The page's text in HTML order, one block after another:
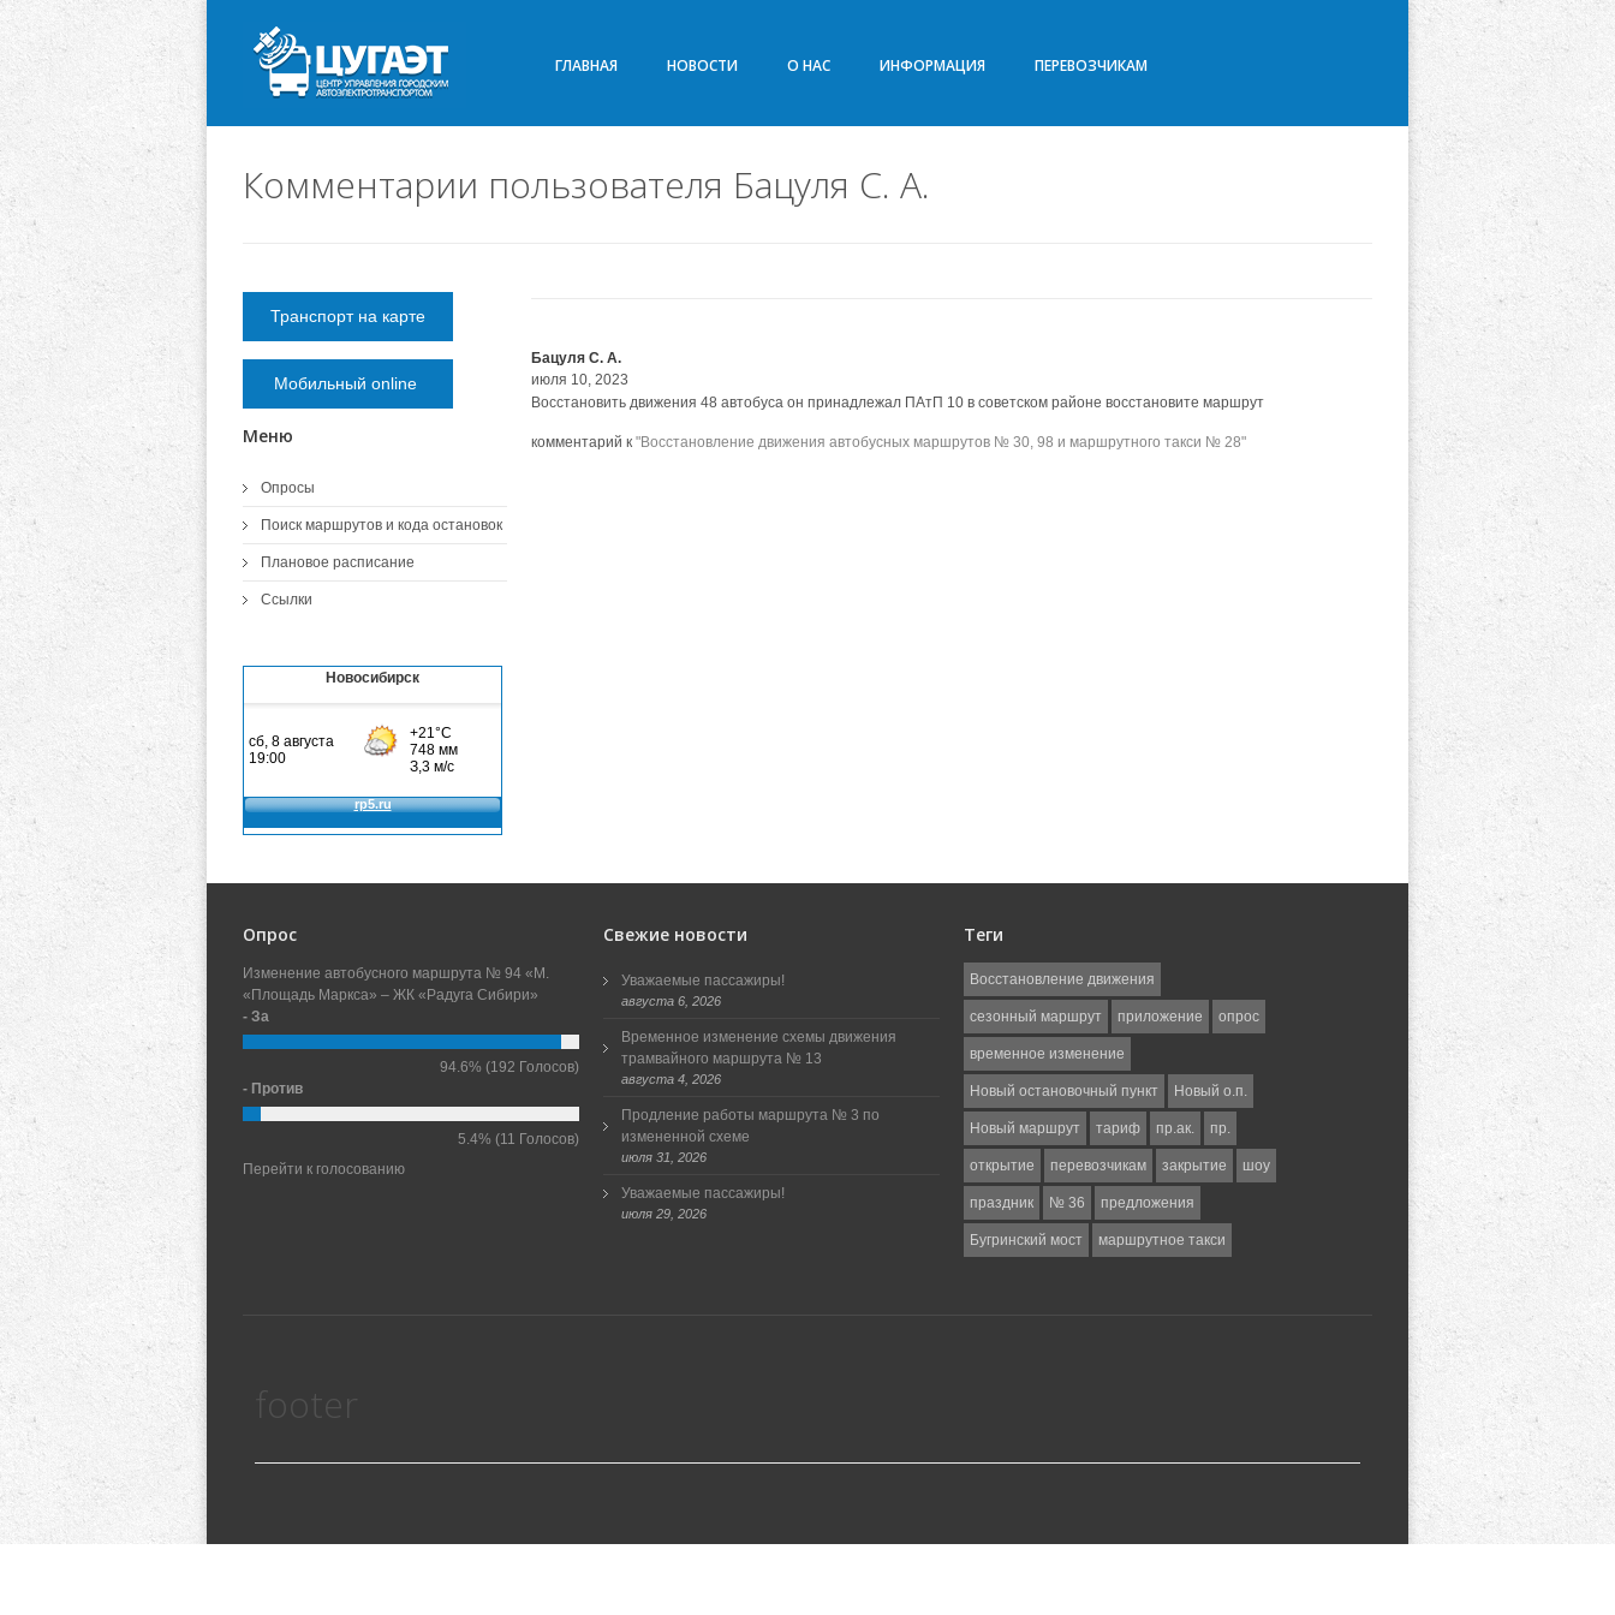
ГЛАВНАЯ НОВОСТИ О НАС ИНФОРМАЦИЯ ПЕРЕВОЗЧИКАМ
Комментарии пользователя Бацуля С. А.
Бацуля С. А.
июля 10, 2023
Восстановить движения 48 автобуса он принадлежал ПАтП 10 в советском районе восстановите маршрут
комментарий к "Восстановление движения автобусных маршрутов № 30, 98 и маршрутного такси № 28"
Транспорт на карте
Мобильный online
Меню
Опросы
Поиск маршрутов и кода остановок
Плановое расписание
Ссылки
Новосибирск
Опрос
Изменение автобусного маршрута № 94 «М.
«Площадь Маркса» – ЖК «Радуга Сибири»
- За
94.6% (192 Голосов)
- Против
5.4% (11 Голосов)
Перейти к голосованию
Свежие новости
Уважаемые пассажиры!
августа 6, 2026
Временное изменение схемы движения
трамвайного маршрута № 13
августа 4, 2026
Продление работы маршрута № 3 по
измененной схеме
июля 31, 2026
Уважаемые пассажиры!
июля 29, 2026
Теги
Восстановление движения
сезонный маршрут приложение опрос
временное изменение
Новый остановочный пункт Новый о.п.
Новый маршрут тариф пр.ак. пр.
открытие перевозчикам закрытие шоу
праздник № 36 предложения
Бугринский мост маршрутное такси
footer